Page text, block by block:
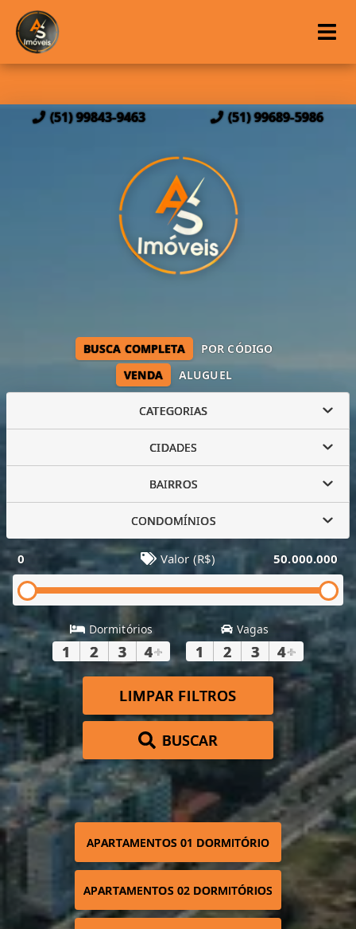
(51) 99843-9463 (51) 99689-5986
VENDA ALUGUEL
BUSCA COMPLETA POR CÓDIGO
CATEGORIAS
CIDADES
BAIRROS
CONDOMÍNIOS
0 Valor (R$) 50.000.000
Dormitórios
1 2 3 4+
Vagas
1 2 3 4+
LIMPAR FILTROS
BUSCAR
APARTAMENTOS 01 DORMITÓRIO
APARTAMENTOS 02 DORMITÓRIOS